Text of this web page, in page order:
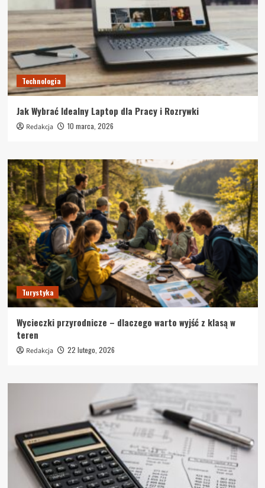
Technologia
Jak Wybrać Idealny Laptop dla Pracy i Rozrywki
Redakcja 10 marca, 2026
Turystyka
Wycieczki przyrodnicze – dlaczego warto wyjść z klasą w
teren
Redakcja 22 lutego, 2026